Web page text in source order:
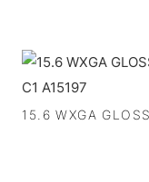
15.6 WXGA